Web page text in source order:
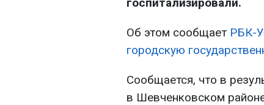
Об этом сообщает РБК-
городскую
Сообщается, что в
в Шевченковском